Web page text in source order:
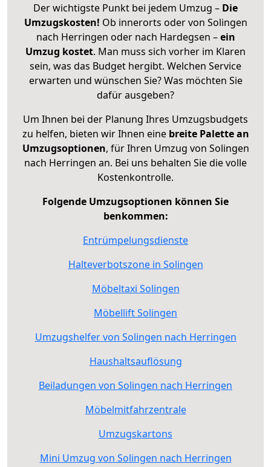
Der wichtigste Punkt bei jedem Umzug – Die
Umzugskosten! Ob innerorts oder von Solingen
nach Herringen oder nach Hardegsen –ein
Umzug kostet. Man muss sich vorher im Klaren
sein, was das Budget hergibt. Welchen Service
erwarten und wünschen Sie? Was möchten Sie
dafür ausgeben?
Um Ihnen bei der Planung Ihres Umzugsbudgets
zu helfen, bieten wir Ihnen eine breite Palette an
Umzugsoptionen, für Ihren Umzug von Solingen
nach Herringen an. Bei uns behalten Sie die volle
Kostenkontrolle.
Folgende Umzugsoptionen können Sie
benkommen:
Entrümpelungsdienste
Halteverbotszone in Solingen
Möbeltaxi Solingen
Möbellift Solingen
Umzugshelfer von Solingen nach Herringen
Haushaltsauflösung
Beiladungen von Solingen nach Herringen
Möbelmitfahrzentrale
Umzugskartons
Mini Umzug von Solingen nach Herringen